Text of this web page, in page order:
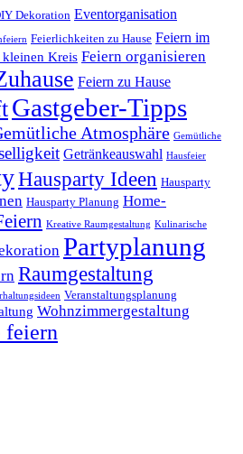
Dekoration Eventorganisation
Feierlichkeiten zu Hause Feiern im
kleinen Kreis Feiern organisieren
Feiern zu Hause
Gastgeber-Tipps
Atmosphäre Gemütliche
Getränkeauswahl Hausfeier
Hausparty Ideen Hausparty
Hausparty Planung Home-
Kreative Raumgestaltung Kulinarische
Partyplanung
Raumgestaltung
Veranstaltungsplanung
Wohnzimmergestaltung
feiern